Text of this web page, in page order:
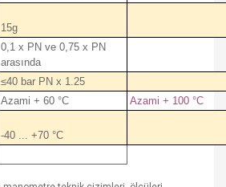
15g
0,1 x PN ve 0,75 x PN
arasında
≤40 bar PN x 1.25
Azami + 60 °C
Azami + 100 °C
-40 ... +70 °C